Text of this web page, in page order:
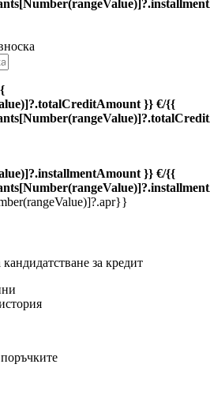
}} €/{{
}} €/{{
за кредит